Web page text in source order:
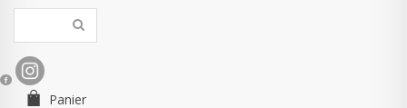
Panier